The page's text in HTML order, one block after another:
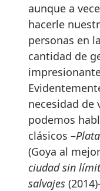
aunque a
hacerle
personas en
cantidad de
necesidad de
podemos
clásicos –
(Goya al
ciudad sin
salvajes